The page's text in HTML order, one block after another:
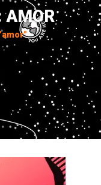
AMOR